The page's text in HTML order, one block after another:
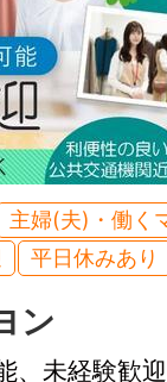
主婦(夫)・働く
平日休みあり
ン
、未経験歓